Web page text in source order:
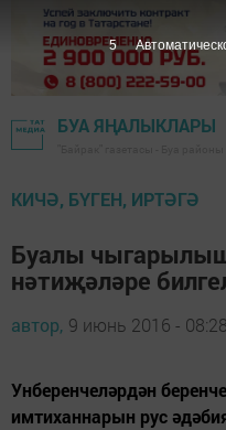
БУА ЯҢАЛЫКЛАРЫ
КИЧӘ, БҮГЕН, ИРТӘГӘ
Буалы
нәтиҗәләре
автор, 9 июнь 2016 - 08:28
Унберенчеләрдән
имтиханнарын рус
4